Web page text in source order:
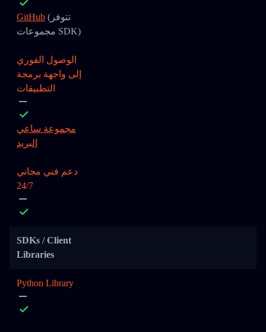
GitHub (تتوفر
مجموعات SDK)
الوصول الفوري
إلى واجهة برمجة
التطبيقات
مجموعة ساعي
البريد
دعم فني مجاني
24/7
SDKs / Client
Libraries
Python Library